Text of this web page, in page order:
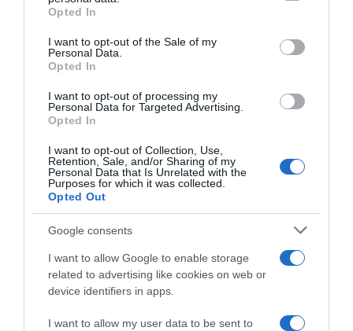
grant or deny consent to Google and its third-party tags to
use your data for below specified purposes in below Google
consent section.
Opted In
I want to opt-out of the Sale of my
Personal Data.
Opted In
I want to opt-out of processing my
Personal Data for Targeted Advertising.
Opted In
I want to opt-out of Collection, Use,
Retention, Sale, and/or Sharing of my
Personal Data that Is Unrelated with the
Purposes for which it was collected.
Opted Out
Google consents
I want to allow Google to enable storage
related to advertising like cookies on web or
device identifiers in apps.
I want to allow my user data to be sent to
Il tuo indirizzo email non sarà pubblicato.
campi obbligatori sono contrassegnati
Commento*